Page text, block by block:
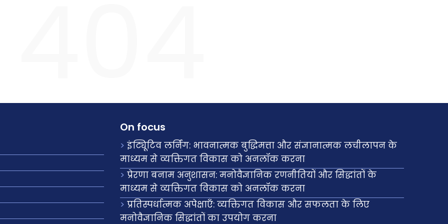
On focus
इंट्यूिटिव लर्निंग: भावनात्मक बुद्धिमत्ता और संज्ञानात्मक लचीलापन के
माध्यम से व्यक्तिगत विकास को अनलॉक करना
प्रेरणा बनाम अनुशासन: मनोवैज्ञानिक रणनीतियों और सिद्धांतों के
माध्यम से व्यक्तिगत विकास को अनलॉक करना
प्रतिस्पर्धात्मक अपेक्षाएँ: व्यक्तिगत विकास और सफलता के लिए
मनोवैज्ञानिक सिद्धांतों का उपयोग करना